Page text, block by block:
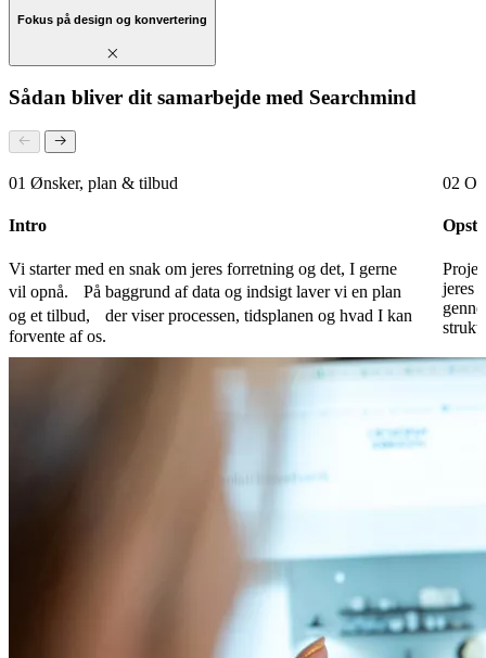
Fokus på design og konvertering
Sådan bliver dit samarbejde med Searchmind
01 Ønsker, plan & tilbud
Intro
Vi starter med en snak om jeres forretning og det, I gerne
vil opnå. På baggrund af data og indsigt laver vi en plan
og et tilbud, der viser processen, tidsplanen og hvad I kan
forvente af os.
02
jeres